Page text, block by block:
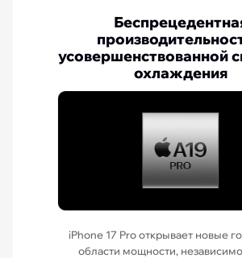
усовершенствованной
охлаждения
iPhone 17 Pro открывает новые
области мощности, независимо